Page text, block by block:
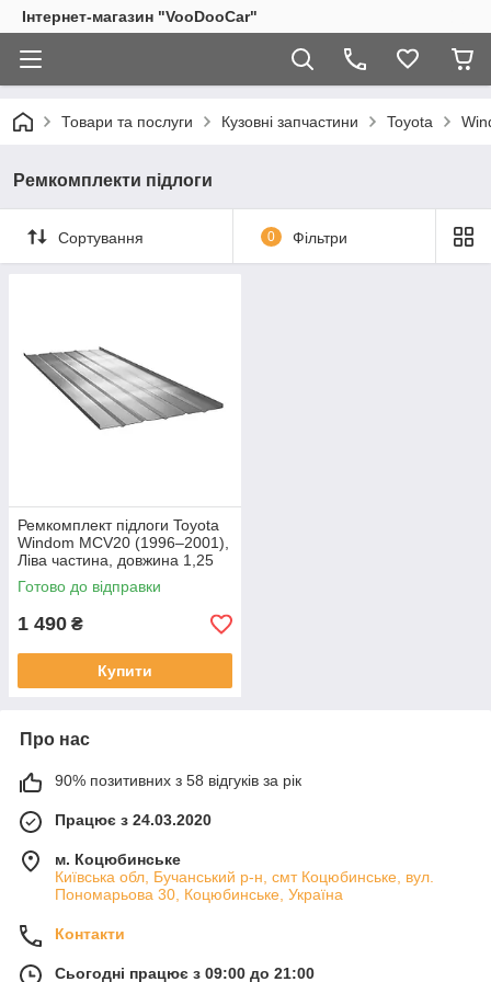
Інтернет-магазин "VooDooCar"
Товари та послуги Кузовні запчастини Toyota
Ремкомплекти підлоги
Сортування 0 Фільтри
Ремкомплект підлоги Toyota
Windom MCV20 (1996–2001),
Ліва частина, довжина 1,25
м, ширина 47 см
Готово до відправки
1 490 ₴
Купити
Про нас
90% позитивних з 58 відгуків за рік
Працює з 24.03.2020
м. Коцюбинське
Київська обл, Бучанський р-н, смт Коцюбинське, вул.
Пономарьова 30, Коцюбинське, Україна
Контакти
Сьогодні працює з 09:00 до 21:00